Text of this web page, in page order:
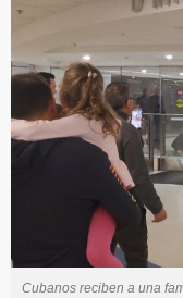
Cubanos reciben a una